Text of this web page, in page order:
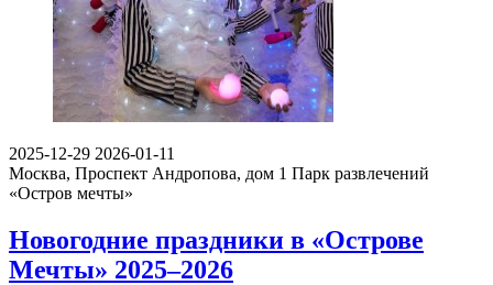
2025-12-29 2026-01-11
Москва, Проспект Андропова, дом 1 Парк развлечений
«Остров мечты»
Новогодние праздники в «Острове
Мечты» 2025–2026